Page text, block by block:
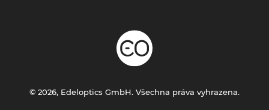
© 2026, Edeloptics GmbH. Všechna práva vyhrazena.